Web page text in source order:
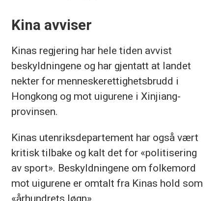
Kina avviser
Kinas regjering har hele tiden avvist
beskyldningene og har gjentatt at landet
nekter for menneskerettighetsbrudd i
Hongkong og mot uigurene i Xinjiang-
provinsen.
Kinas utenriksdepartement har også vært
kritisk tilbake og kalt det for «politisering
av sport». Beskyldningene om folkemord
mot uigurene er omtalt fra Kinas hold som
«århundrets løgn».